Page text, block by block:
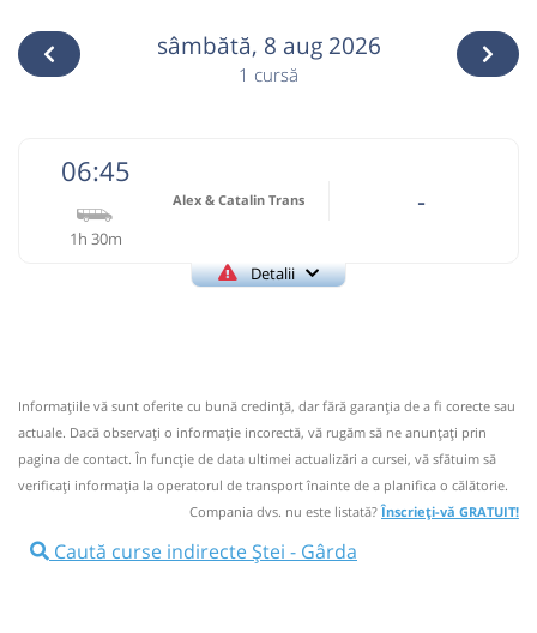
sâmbătă, 8 aug 2026
1 cursă
06:45
1h 30m
Alex & Catalin Trans -
Detalii
circulă.9 comentarii
06:45 Ștei Autogara Omnitrans SA
Microbuz: Tarcaia - Campeni
Informaţiile vă sunt oferite cu bună credinţă, dar fără garanţia de a fi corecte sau
actuale. Dacă observați o informaţie incorectă, vă rugăm să ne anunțați prin
pagina de contact. În funcție de data ultimei actualizări a cursei, vă sfătuim să
verificaţi informaţia la operatorul de transport înainte de a planifica o călătorie.
Compania dvs. nu este listată?Înscrieți-vă GRATUIT!
Caută curse indirecte Ștei - Gârda